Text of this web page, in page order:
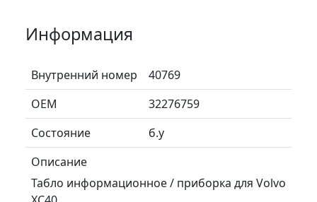
Информация
Внутренний номер
40769
ОЕМ
32276759
Состояние
б.у
Описание
Табло информационное / приборка для Volvo